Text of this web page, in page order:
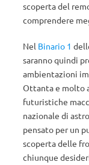
scoperta del
comprendere
Nel Binario 1
saranno quindi
ambientazioni
Ottanta e molto
futuristiche
nazionale di
pensato per un
scoperta delle
chiunque